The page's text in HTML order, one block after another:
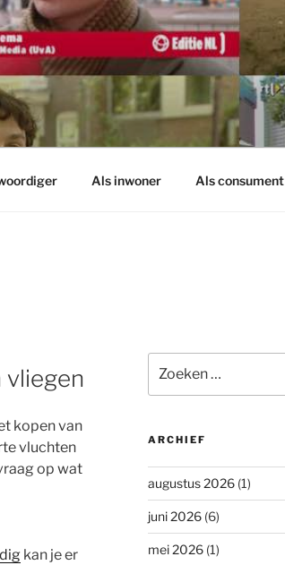
Als inwoner Als consument
kopen van
vluchten
op wat
kan je er
naar:
ARCHIEF
augustus 2026(1)
juni 2026(6)
mei 2026(1)